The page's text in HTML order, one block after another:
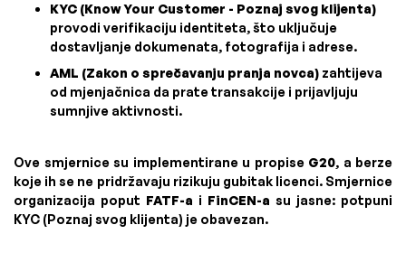
KYC (Know Your Customer - Poznaj svog klijenta)
provodi verifikaciju identiteta, što uključuje
dostavljanje dokumenata, fotografija i adrese.
AML (Zakon o sprečavanju pranja novca) zahtijeva
od mjenjačnica da prate transakcije i prijavljuju
sumnjive aktivnosti.
Ove smjernice su implementirane u propise G20, a berze
koje ih se ne pridržavaju rizikuju gubitak licenci. Smjernice
organizacija poput FATF-a i FinCEN-a su jasne: potpuni
KYC (Poznaj svog klijenta) je obavezan.